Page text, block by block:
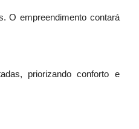
O empreendimento contará
priorizando conforto e